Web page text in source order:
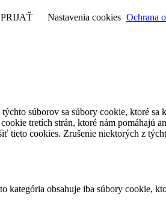
PRIJAŤ Nastavenia cookies Ochrana
súborov sa súbory cookie, ktoré
tretích strán, ktoré nám
tieto cookies. Zrušenie niektorých z
kategória obsahuje iba súbory cookie,